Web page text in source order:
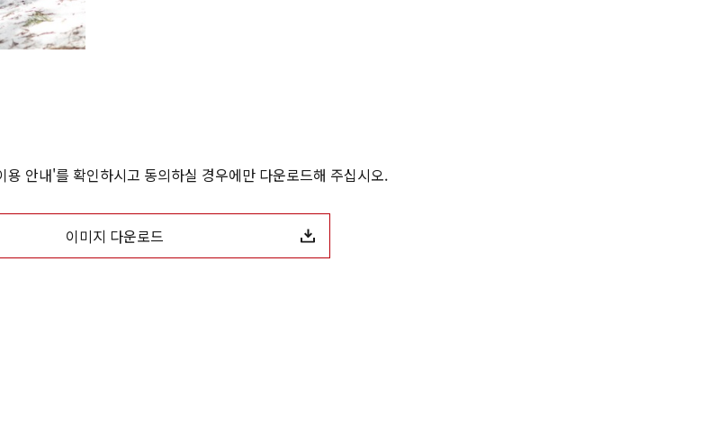
용 안내'를 확인하시고 동의하실 경우에만 다운로드해 주십시오.
이미지 다운로드